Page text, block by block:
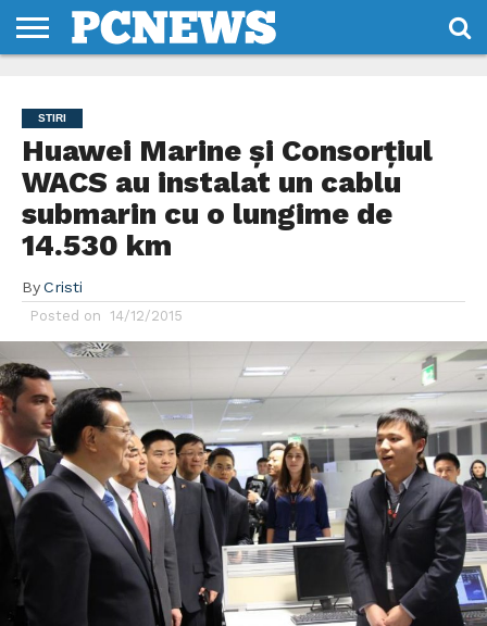
NOI
SI
CONDITII
STIRI
Huawei Marine și Consorțiul
WACS au instalat un cablu
submarin cu o lungime de
14.530 km
By Cristi
Posted on 14/12/2015